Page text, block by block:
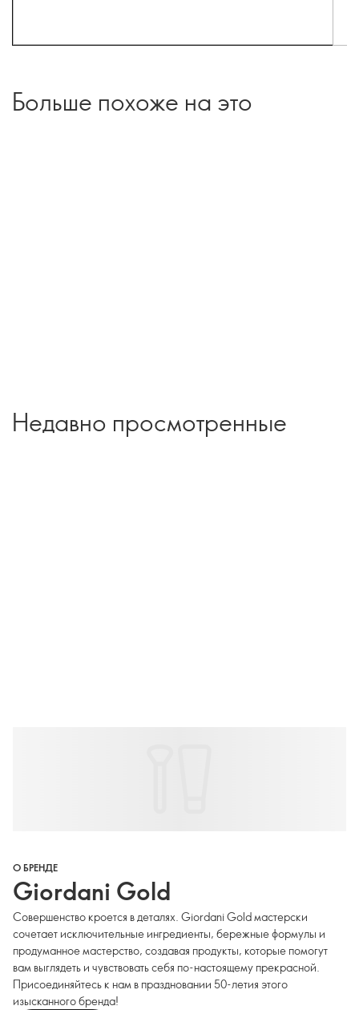
Больше похоже на это
Недавно просмотренные
О БРЕНДЕ
Giordani Gold
Совершенство кроется в деталях. Giordani Gold мастерски
сочетает исключительные ингредиенты, бережные формулы и
продуманное мастерство, создавая продукты, которые помогут
вам выглядеть и чувствовать себя по-настоящему прекрасной.
Присоединяйтесь к нам в праздновании 50-летия этого
изысканного бренда!